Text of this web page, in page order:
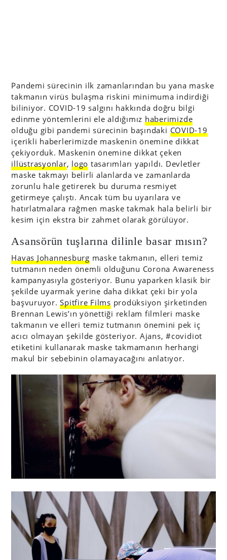
Pandemi sürecinin ilk zamanlarından bu yana maske
takmanın virüs bulaşma riskini minimuma indirdiği
biliniyor. COVID-19 salgını hakkında doğru bilgi
edinme yöntemlerini ele aldığımız haberimizde
olduğu gibi pandemi sürecinin başındaki COVID-19
içerikli haberlerimizde maskenin önemine dikkat
çekiyorduk. Maskenin önemine dikkat çeken
illüstrasyonlar, logo tasarımları yapıldı. Devletler
maske takmayı belirli alanlarda ve zamanlarda
zorunlu hale getirerek bu duruma resmiyet
getirmeye çalıştı. Ancak tüm bu uyarılara ve
hatırlatmalara rağmen maske takmak hala belirli bir
kesim için ekstra bir zahmet olarak görülüyor.
Asansörün tuşlarına dilinle basar mısın?
Havas Johannesburg maske takmanın, elleri temiz
tutmanın neden önemli olduğunu Corona Awareness
kampanyasıyla gösteriyor. Bunu yaparken klasik bir
şekilde uyarmak yerine daha dikkat çeki bir yola
başvuruyor.Spitfire Films prodüksiyon şirketinden
Brennan Lewis’ın yönettiği reklam filmleri maske
takmanın ve elleri temiz tutmanın önemini pek iç
acıcı olmayan şekilde gösteriyor. Ajans, #covidiot
etiketini kullanarak maske takmamanın herhangi
makul bir sebebinin olamayacağını anlatıyor.